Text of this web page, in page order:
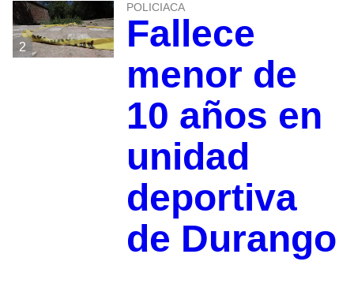
2
POLICIACA
Fallece
menor de
10 años en
unidad
deportiva
de Durango